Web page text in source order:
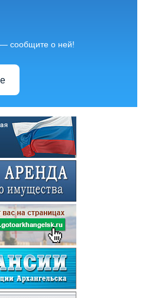
сообщите о ней!